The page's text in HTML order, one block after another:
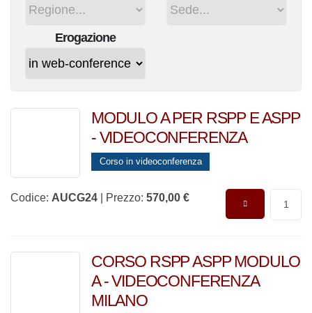
Regione Provincia
Erogazione
MODULO A PER RSPP E ASPP -
VIDEOCONFERENZA
Corso in videoconferenza
CORSO RSPP ASPP MODULO